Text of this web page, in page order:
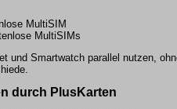
MultiSIM
MultiSIMs
und Smartwatch parallel nutzen,
durch PlusKarten